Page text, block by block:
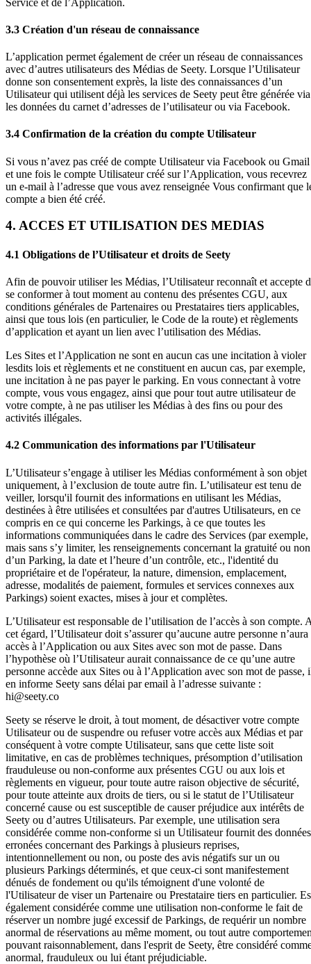
3.3 Création d'un réseau de connaissance
L’application permet également de créer un réseau de connaissances
avec d’autres utilisateurs des Médias de Seety. Lorsque l’Utilisateur
donne son consentement exprès, la liste des connaissances d’un
Utilisateur qui utilisent déjà les services de Seety peut être générée via
les données du carnet d’adresses de l’utilisateur ou via Facebook.
3.4 Confirmation de la création du compte Utilisateur
Si vous n’avez pas créé de compte Utilisateur via Facebook ou Gmail
et une fois le compte Utilisateur créé sur l’Application, vous recevrez
un e-mail à l’adresse que vous avez renseignée Vous confirmant que
compte a bien été créé.
4. ACCES ET UTILISATION DES MEDIAS
4.1 Obligations de l’Utilisateur et droits de Seety
Afin de pouvoir utiliser les Médias, l’Utilisateur reconnaît et accepte
se conformer à tout moment au contenu des présentes CGU, aux
conditions générales de Partenaires ou Prestataires tiers applicables,
ainsi que tous lois (en particulier, le Code de la route) et règlements
d’application et ayant un lien avec l’utilisation des Médias.
Les Sites et l’Application ne sont en aucun cas une incitation à violer
lesdits lois et règlements et ne constituent en aucun cas, par exemple,
une incitation à ne pas payer le parking. En vous connectant à votre
compte, vous vous engagez, ainsi que pour tout autre utilisateur de
votre compte, à ne pas utiliser les Médias à des fins ou pour des
activités illégales.
4.2 Communication des informations par l'Utilisateur
L’Utilisateur s’engage à utiliser les Médias conformément à son objet
uniquement, à l’exclusion de toute autre fin. L’utilisateur est tenu de
veiller, lorsqu'il fournit des informations en utilisant les Médias,
destinées à être utilisées et consultées par d'autres Utilisateurs, en ce
compris en ce qui concerne les Parkings, à ce que toutes les
informations communiquées dans le cadre des Services (par exemple,
mais sans s’y limiter, les renseignements concernant la gratuité ou non
d’un Parking, la date et l’heure d’un contrôle, etc., l'identité du
propriétaire et de l'opérateur, la nature, dimension, emplacement,
adresse, modalités de paiement, formules et services connexes aux
Parkings) soient exactes, mises à jour et complètes.
L’Utilisateur est responsable de l’utilisation de l’accès à son compte.
cet égard, l’Utilisateur doit s’assurer qu’aucune autre personne n’aura
accès à l’Application ou aux Sites avec son mot de passe. Dans
l’hypothèse où l’Utilisateur aurait connaissance de ce qu’une autre
personne accède aux Sites ou à l’Application avec son mot de passe,
en informe Seety sans délai par email à l’adresse suivante :
hi@seety.co
Seety se réserve le droit, à tout moment, de désactiver votre compte
Utilisateur ou de suspendre ou refuser votre accès aux Médias et par
conséquent à votre compte Utilisateur, sans que cette liste soit
limitative, en cas de problèmes techniques, présomption d’utilisation
frauduleuse ou non-conforme aux présentes CGU ou aux lois et
règlements en vigueur, pour toute autre raison objective de sécurité,
pour toute atteinte aux droits de tiers, ou si le statut de l’Utilisateur
concerné cause ou est susceptible de causer préjudice aux intérêts de
Seety ou d’autres Utilisateurs. Par exemple, une utilisation sera
considérée comme non-conforme si un Utilisateur fournit des données
erronées concernant des Parkings à plusieurs reprises,
intentionnellement ou non, ou poste des avis négatifs sur un ou
plusieurs Parkings déterminés, et que ceux-ci sont manifestement
dénués de fondement ou qu'ils témoignent d'une volonté de
l'Utilisateur de viser un Partenaire ou Prestataire tiers en particulier.
également considérée comme une utilisation non-conforme le fait de
réserver un nombre jugé excessif de Parkings, de requérir un nombre
anormal de réservations au même moment, ou tout autre
pouvant raisonnablement, dans l'esprit de Seety, être considéré
anormal, frauduleux ou lui étant préjudiciable.